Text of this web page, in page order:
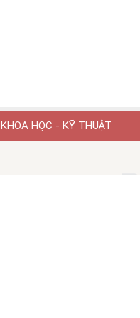
KHOA HỌC - KỸ THUẬT